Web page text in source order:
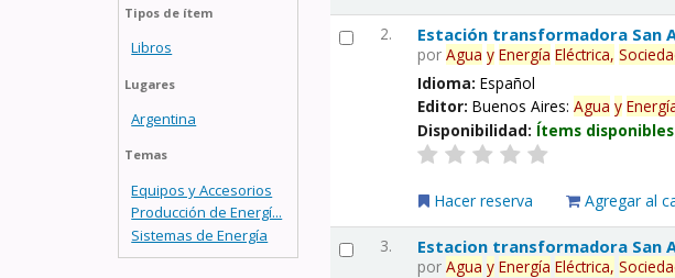
Tipos de ítem
Libros
Lugares
Argentina
Temas
Equipos y Accesorios
Producción de Energí...
Sistemas de Energía
2. Estación transformadora San
porAgua y Energía Eléctrica,
Idioma:Español
Editor:Buenos Aires:Agua y
Disponibilidad: Ítems
Hacer reserva Agregar al
3. Estacion transformadora San
porAgua y Energía Eléctrica,